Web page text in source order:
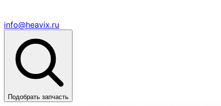
info@heavix.ru
Подобрать запчасть